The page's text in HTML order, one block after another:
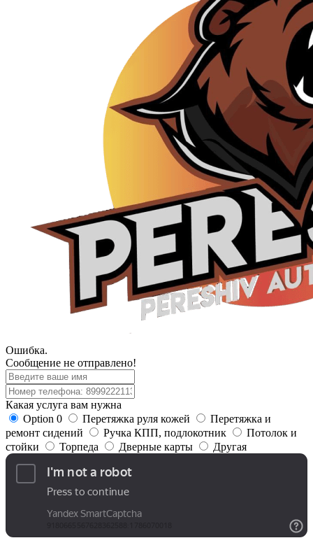
Ошибка.
Сообщение не отправлено!
Какая услуга вам нужна
Option 0
Перетяжка руля кожей
Перетяжка и
ремонт сидений
Ручка КПП, подлокотник
Потолок и
стойки
Торпеда Дверные карты Другая